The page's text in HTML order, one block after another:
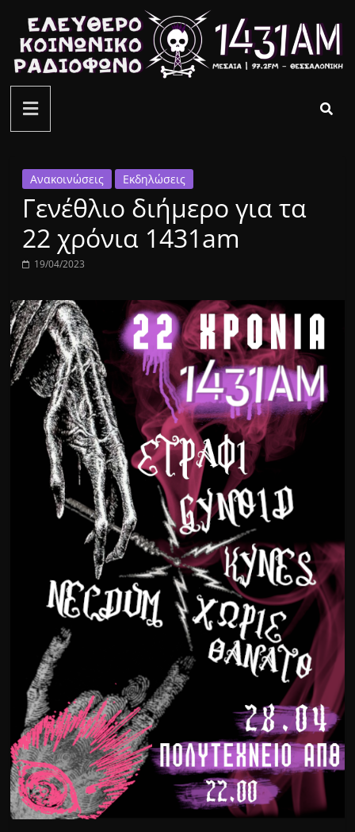
περιεχόμενο
ελεύθερο
κοινωνικό
ραδιόφωνο
1431AM
Ανακοινώσεις Εκδηλώσεις
Γενέθλιο διήμερο για τα
22 χρόνια 1431am
19/04/2023